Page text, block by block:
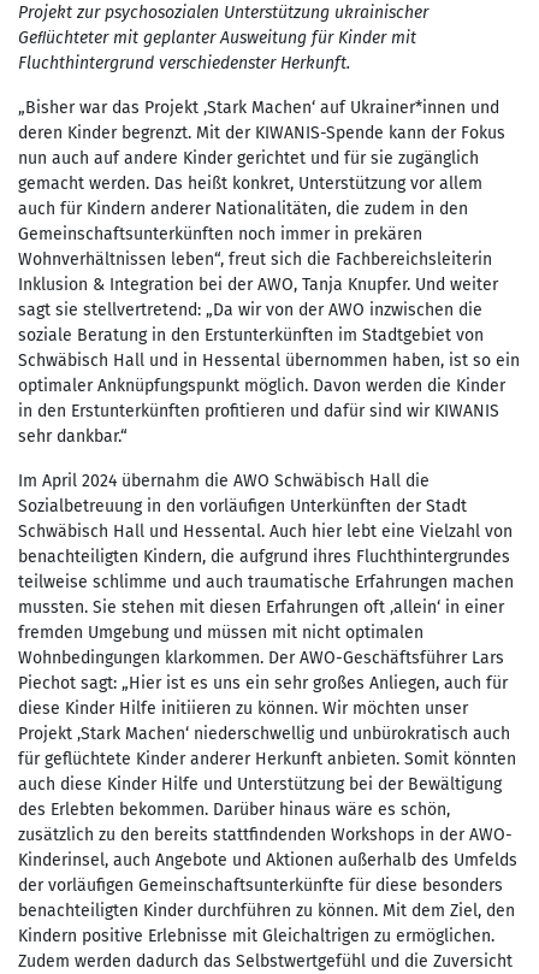
Projekt zur psychosozialen Unterstützung ukrainischer
Geﬂüchteter mit geplanter Ausweitung für Kinder mit
Fluchthintergrund verschiedenster Herkunft.
„Bisher war das Projekt ‚Stark Machen‘ auf Ukrainer*innen und
deren Kinder begrenzt. Mit der KIWANIS-Spende kann der Fokus
nun auch auf andere Kinder gerichtet und für sie zugänglich
gemacht werden. Das heißt konkret, Unterstützung vor allem
auch für Kindern anderer Nationalitäten, die zudem in den
Gemeinschaftsunterkünften noch immer in prekären
Wohnverhältnissen leben“, freut sich die Fachbereichsleiterin
Inklusion & Integration bei der AWO, Tanja Knupfer. Und weiter
sagt sie stellvertretend: „Da wir von der AWO inzwischen die
soziale Beratung in den Erstunterkünften im Stadtgebiet von
Schwäbisch Hall und in Hessental übernommen haben, ist so ein
optimaler Anknüpfungspunkt möglich. Davon werden die Kinder
in den Erstunterkünften profitieren und dafür sind wir KIWANIS
sehr dankbar.“
Im April 2024 übernahm die AWO Schwäbisch Hall die
Sozialbetreuung in den vorläufigen Unterkünften der Stadt
Schwäbisch Hall und Hessental. Auch hier lebt eine Vielzahl von
benachteiligten Kindern, die aufgrund ihres Fluchthintergrundes
teilweise schlimme und auch traumatische Erfahrungen machen
mussten. Sie stehen mit diesen Erfahrungen oft ‚allein‘ in einer
fremden Umgebung und müssen mit nicht optimalen
Wohnbedingungen klarkommen. Der AWO-Geschäftsführer Lars
Piechot sagt: „Hier ist es uns ein sehr großes Anliegen, auch für
diese Kinder Hilfe initiieren zu können. Wir möchten unser
Projekt ‚Stark Machen‘ niederschwellig und unbürokratisch auch
für geflüchtete Kinder anderer Herkunft anbieten. Somit könnten
auch diese Kinder Hilfe und Unterstützung bei der Bewältigung
des Erlebten bekommen. Darüber hinaus wäre es schön,
zusätzlich zu den bereits stattfindenden Workshops in der AWO-
Kinderinsel, auch Angebote und Aktionen außerhalb des Umfelds
der vorläufigen Gemeinschaftsunterkünfte für diese besonders
benachteiligten Kinder durchführen zu können. Mit dem Ziel, den
Kindern positive Erlebnisse mit Gleichaltrigen zu ermöglichen.
Zudem werden dadurch das Selbstwertgefühl und die Zuversicht